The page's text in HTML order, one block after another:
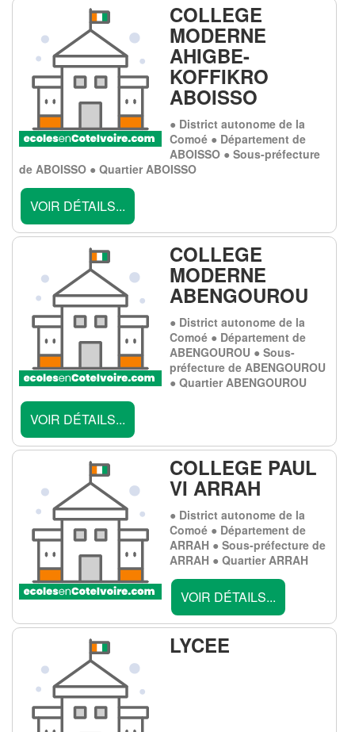
COLLEGE
MODERNE
AHIGBE-
KOFFIKRO
ABOISSO
● District autonome de la
Comoé ● Département de
ABOISSO ● Sous-préfecture
de ABOISSO ● Quartier ABOISSO
VOIR DÉTAILS...
COLLEGE
MODERNE
ABENGOUROU
● District autonome de la
Comoé ● Département de
ABENGOUROU ● Sous-
préfecture de ABENGOUROU
● Quartier ABENGOUROU
VOIR DÉTAILS...
COLLEGE PAUL
VI ARRAH
● District autonome de la
Comoé ● Département de
ARRAH ● Sous-préfecture de
ARRAH ● Quartier ARRAH
VOIR DÉTAILS...
LYCEE